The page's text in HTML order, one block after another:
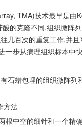
TMA)技术最早是由
的克隆不同,组织微阵
几百次的重复工作,并
一步从病理组织标本中
石蜡包埋的组织微阵
方法
根中空的细针和一个精